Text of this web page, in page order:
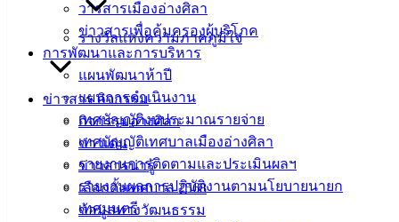
วารสารเมืองอ่างศิลา
ข่าวสารเพื่อคุ้มครองผู้บริโภค
การพัฒนาและการบริหาร
แผนพัฒนาห้าปี
แผนการดำเนินงาน
เทศบัญญัติงบประมาณรายจ่าย
เทศบัญญัติเทศบาลเมืองอ่างศิลา
รายงานการติดตามและประเมินผลฯ
รายงานผลการปฏิบัติงานตามนโยบายนายก
เทศมนตรี
รางวัลแห่งความภาคภูมิใจ
ข่าวสาร กิจกรรม
กิจกรรมอ่างศิลา
ข่าวเด่น
ข่าวสารน่ารู้
เลือกตั้งเทศบาล 2568
ข้อมูลทางวัฒนธรรม
เอกสาร
คู่มือ
สำหรับ
ประชาชน/
คู่มือการ
ปฏิบัติ
งาน
ข่าวสาร
น่ารู้
ศุนย์